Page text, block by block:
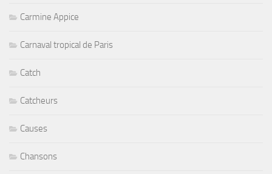
Carmine Appice
Carnaval tropical de Paris
Catch
Catcheurs
Causes
Chansons